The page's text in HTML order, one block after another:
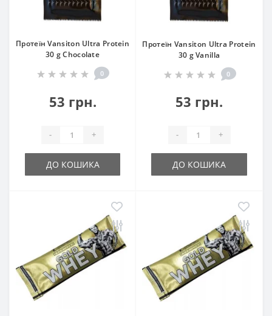
Протеїн Vansiton Ultra Protein
30 g Chocolate
0
53 грн.
- +
ДО КОШИКА
Протеїн Vansiton Ultra Protein
30 g Vanilla
0
53 грн.
- +
ДО КОШИКА